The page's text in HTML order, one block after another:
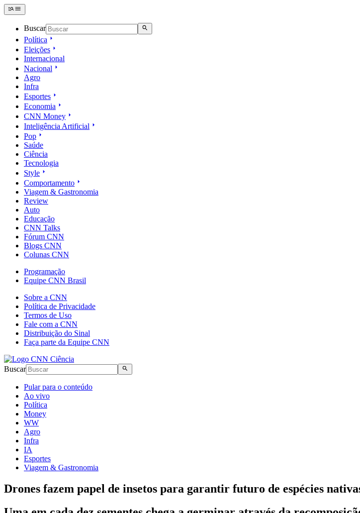
Buscar
Política
Eleições
Internacional
Nacional
Agro
Infra
Esportes
Economia
CNN Money
Inteligência Artificial
Pop
Saúde
Ciência
Tecnologia
Style
Comportamento
Viagem & Gastronomia
Review
Auto
Educação
CNN Talks
Fórum CNN
Blogs CNN
Colunas CNN
Programação
Equipe CNN Brasil
Sobre a CNN
Política de Privacidade
Termos de Uso
Fale com a CNN
Distribuição do Sinal
Faça parte da Equipe CNN
Buscar
Pular para o conteúdo
Ao vivo
Política
Money
WW
Agro
Infra
IA
Esportes
Viagem & Gastronomia
Drones fazem papel de insetos para garantir futuro de espécies